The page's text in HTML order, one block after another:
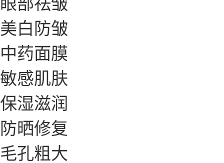
美白防皱
中药面膜
敏感肌肤
保湿滋润
防晒修复
毛孔粗大